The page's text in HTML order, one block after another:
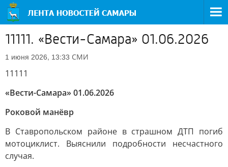
11111. «Вести-Самара» 01.06.2026
1 июня 2026, 13:33 СМИ
11111
«Вести-Самара» 01.06.2026
Роковой манёвр
В Ставропольском районе в страшном ДТП погиб
мотоциклист. Выяснили подробности несчастного
случая.